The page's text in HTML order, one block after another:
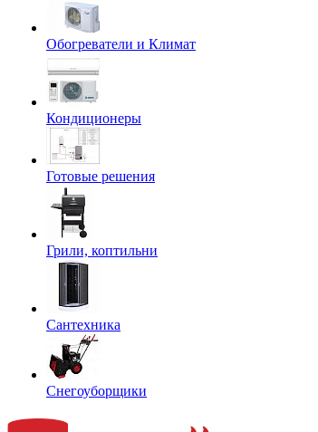
Обогреватели и Климат
Кондиционеры
Готовые решения
Грили, коптильни
Сантехника
Снегоуборщики